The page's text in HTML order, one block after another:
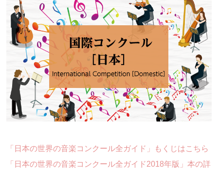
「日本の世界の音楽コンクール全ガイド」もくじはこちら
「日本の世界の音楽コンクール全ガイド2018年版」本の詳